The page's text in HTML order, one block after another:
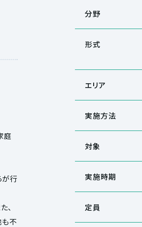
庭
が行
、
不
分野
形式
エリア
実施方法
対象
実施時期
定員